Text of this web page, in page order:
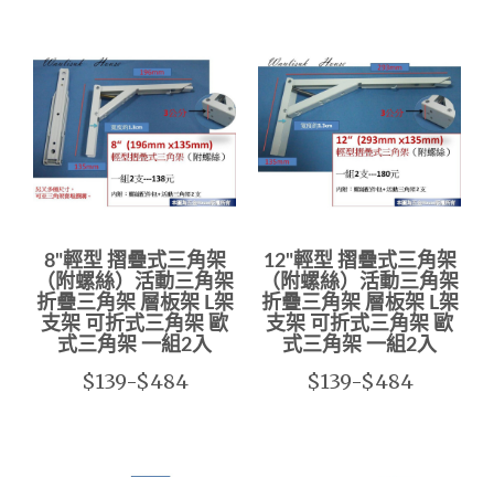
8"輕型 摺疊式三角架
（附螺絲）活動三角架
折疊三角架 層板架 L架
支架 可折式三角架 歐
式三角架 一組2入
$139-$484
12"輕型 摺疊式三角架
（附螺絲）活動三角架
折疊三角架 層板架 L架
支架 可折式三角架 歐
式三角架 一組2入
$139-$484